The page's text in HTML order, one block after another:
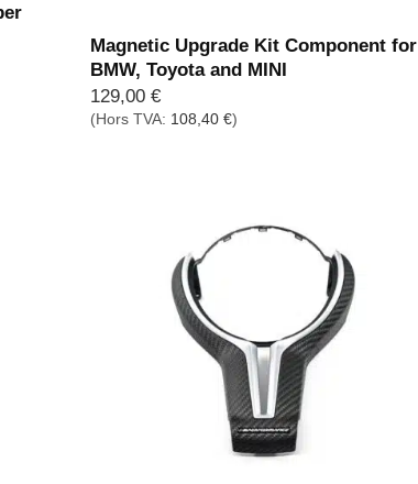
Magnetic Upgrade Kit Component for
BMW, Toyota and MINI
129,00€
(Hors TVA: 108,40€)